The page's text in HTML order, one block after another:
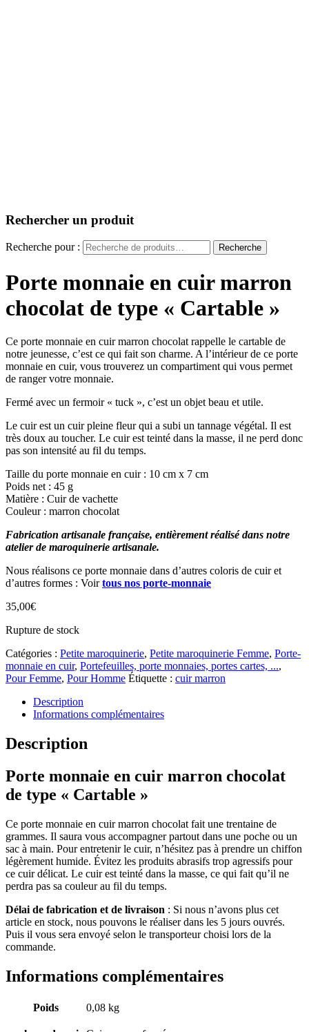
Rechercher un produit
Recherche pour : Recherche
Porte monnaie en cuir marron
chocolat de type « Cartable »
Ce porte monnaie en cuir marron chocolat rappelle le cartable de
notre jeunesse, c’est ce qui fait son charme. A l’intérieur de ce porte
monnaie en cuir, vous trouverez un compartiment qui vous permet
de ranger votre monnaie.
Fermé avec un fermoir « tuck », c’est un objet beau et utile.
Le cuir est un cuir pleine fleur qui a subi un tannage végétal. Il est
très doux au toucher. Le cuir est teinté dans la masse, il ne perd donc
pas son intensité au fil du temps.
Taille du porte monnaie en cuir : 10 cm x 7 cm
Poids net : 45 g
Matière : Cuir de vachette
Couleur : marron chocolat
Fabrication artisanale française, entièrement réalisé dans notre
atelier de maroquinerie artisanale.
Nous réalisons ce porte monnaie dans d’autres coloris de cuir et
d’autres formes : Voirtous nos porte-monnaie
35,00€
Rupture de stock
Catégories : Petite maroquinerie, Petite maroquinerie Femme, Porte-
monnaie en cuir, Portefeuilles, porte monnaies, portes cartes, ...,
Pour Femme, Pour Homme Étiquette : cuir marron
Description
Informations complémentaires
Description
Porte monnaie en cuir marron chocolat
de type « Cartable »
Ce porte monnaie en cuir marron chocolat fait une trentaine de
grammes. Il saura vous accompagner partout dans une poche ou un
sac à main. Pour entretenir le cuir, n’hésitez pas à prendre un chiffon
légèrement humide. Évitez les produits abrasifs trop agressifs pour
ce cuir délicat. Le cuir est teinté dans la masse, ce qui fait qu’il ne
perdra pas sa couleur au fil du temps.
Délai de fabrication et de livraison : Si nous n’avons plus cet
article en stock, nous pouvons le réaliser dans les 5 jours ouvrés.
Puis il vous sera envoyé selon le transporteur choisi lors de la
commande.
Informations complémentaires
Poids 0,08 kg